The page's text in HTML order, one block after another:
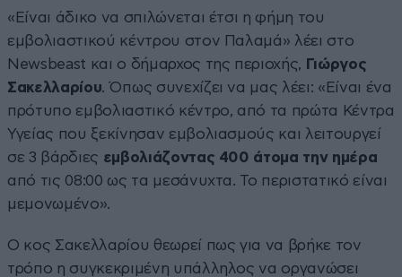
«Είναι άδικο να σπιλώνεται έτσι η φήμη του
εμβολιαστικού κέντρου στον Παλαμά» λέει στο
Newsbeast και ο δήμαρχος της περιοχής, Γιώργος
Σακελλαρίου. Όπως συνεχίζει να μας λέει: «Είναι ένα
πρότυπο εμβολιαστικό κέντρο, από τα πρώτα Κέντρα
Υγείας που ξεκίνησαν εμβολιασμούς και λειτουργεί
σε 3 βάρδιες εμβολιάζοντας 400 άτομα την ημέρα
από τις 08:00 ως τα μεσάνυχτα. Το περιστατικό είναι
μεμονωμένο».
Ο κος Σακελλαρίου θεωρεί πως για να βρήκε τον
τρόπο η συγκεκριμένη υπάλληλος να οργανώσει